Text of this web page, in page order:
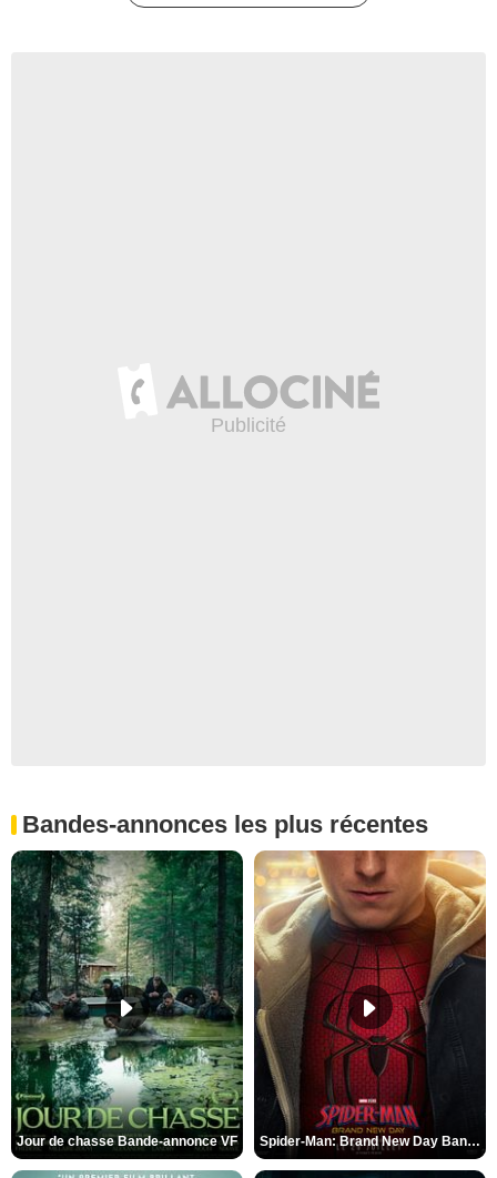
Bandes-annonces les plus récentes
Jour de chasse Bande-annonce VF Spider-Man: Brand New Day Bande-annonce (3) VO STFR